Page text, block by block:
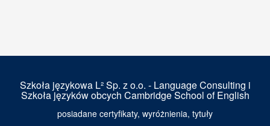
Szkoła językowa L² Sp. z o.o. - Language Consulting i
Szkoła języków obcych Cambridge School of English
posiadane certyfikaty, wyróżnienia, tytuły